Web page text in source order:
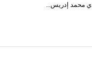
محمد إدريس…